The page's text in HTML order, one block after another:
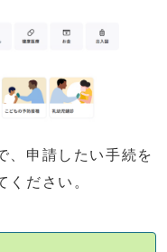
、申請したい手続を
ください。